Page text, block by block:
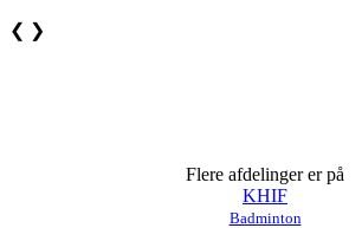
❮ ❯
Flere afdelinger er på
KHIF
Badminton